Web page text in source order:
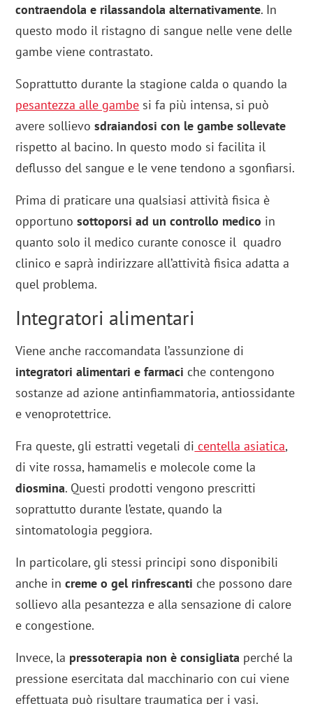
contraendola e rilassandola alternativamente. In
questo modo il ristagno di sangue nelle vene delle
gambe viene contrastato.
Soprattutto durante la stagione calda o quando la
pesantezza alle gambe si fa più intensa, si può
avere sollievo sdraiandosi con le gambe sollevate
rispetto al bacino. In questo modo si facilita il
deflusso del sangue e le vene tendono a sgonfiarsi.
Prima di praticare una qualsiasi attività fisica è
opportunosottoporsi ad un controllo medico in
quanto solo il medico curante conosce il quadro
clinico e saprà indirizzare all’attività fisica adatta a
quel problema.
Integratori alimentari
Viene anche raccomandata l’assunzione di
integratori alimentari e farmaci che contengono
sostanze ad azione antinfiammatoria, antiossidante
e venoprotettrice.
Fra queste, gli estratti vegetali di centella asiatica,
di vite rossa, hamamelis e molecole come la
diosmina. Questi prodotti vengono prescritti
soprattutto durante l’estate, quando la
sintomatologia peggiora.
In particolare, gli stessi principi sono disponibili
anche increme o gel rinfrescanti che possono dare
sollievo alla pesantezza e alla sensazione di calore
e congestione.
Invece, la pressoterapia non è consigliata perché la
pressione esercitata dal macchinario con cui viene
effettuata può risultare traumatica per i vasi.